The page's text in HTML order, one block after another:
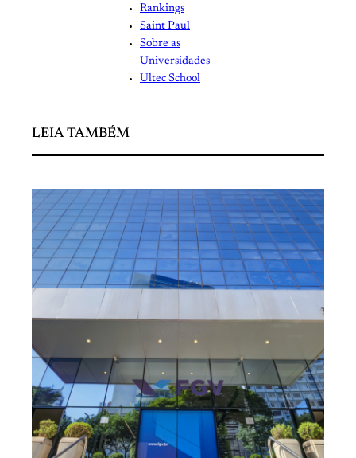
Rankings
Saint Paul
Sobre as
Universidades
Ultec School
LEIA TAMBÉM